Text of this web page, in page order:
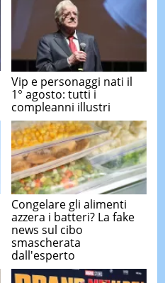
Vip e personaggi nati il
1° agosto: tutti i
compleanni illustri
Congelare gli alimenti
azzera i batteri? La fake
news sul cibo
smascherata
dall'esperto